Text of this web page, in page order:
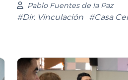
Pablo Fuentes de la Paz
#Dir. Vinculación #Casa